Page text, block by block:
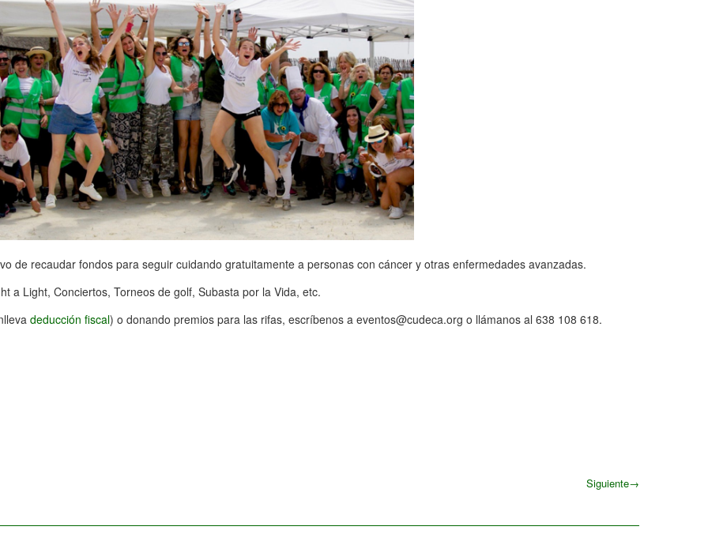
de recaudar fondos para seguir cuidando gratuitamente a personas con cáncer y otras enfermedades avanzadas.
a Light, Conciertos, Torneos de golf, Subasta por la Vida, etc.
deducción fiscal) o donando premios para las rifas, escríbenos a eventos@cudeca.org o llámanos al 638 108 618.
Siguiente→